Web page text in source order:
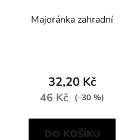
Majoránka zahradní
32,20 Kč
46 Kč (–30 %)
DO KOŠÍKU